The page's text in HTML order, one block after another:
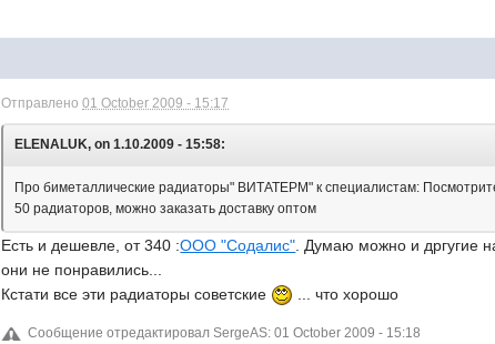
Отправлено01 October 2009 - 15:17
ELENALUK, on 1.10.2009 - 15:58:
Про биметаллические радиаторы" ВИТАТЕРМ" к специалистам:
50 радиаторов, можно заказать доставку оптом
Есть и дешевле, от 340 :ООО "Содалис" . Думаю можно и дргугие
они не понравились...
Кстати все эти радиаторы советские
... что хорошо
Сообщение отредактировал SergeAS: 01 October 2009 - 15:18